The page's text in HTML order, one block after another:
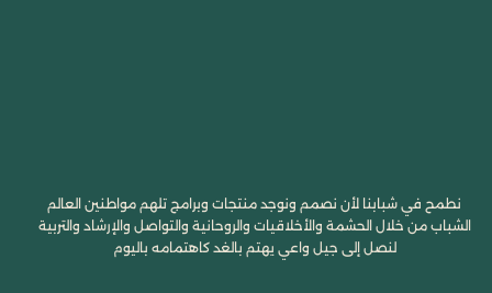
نطمح في شبابنا لأن نصمم ونوجد منتجات وبرامج تلهم مواطنين العالم
الشباب من خلال الحشمة والأخلاقيات والروحانية والتواصل والإرشاد والتربية
لنصل إلى جيل واعي يهتم بالغد كاهتمامه باليوم